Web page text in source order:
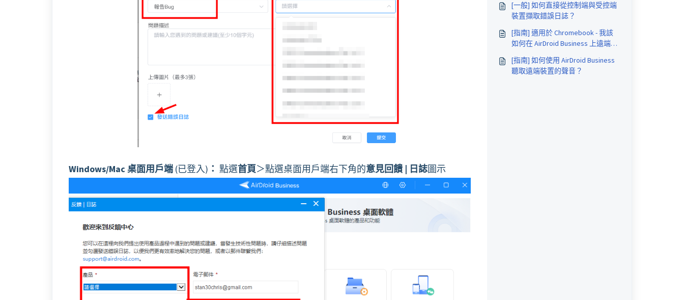
Windows/Mac 桌面用戶端 (已登入) ： 點選首頁＞點選桌面用戶端右下角的意見回饋 | 日誌圖示
[一般] 如何直接從控制端與受控端
裝置擷取錯誤日誌？
[指南] 適用於 Chromebook - 我該
如何在 AirDroid Business 上遠端存
[指南] 如何使用 AirDroid Business
聽取遠端裝置的聲音？